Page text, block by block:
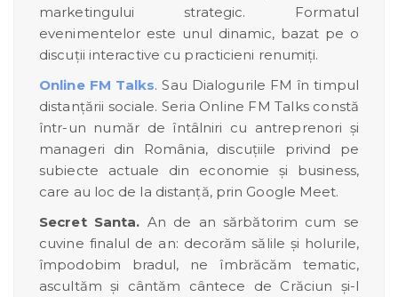
marketingului strategic. Formatul
evenimentelor este unul dinamic, bazat pe o
discuții interactive cu practicieni renumiți.
Online FM Talks. Sau Dialogurile FM în timpul
distanțării sociale. Seria Online FM Talks constă
într-un număr de întâlniri cu antreprenori și
manageri din România, discuțiile privind pe
subiecte actuale din economie și business,
care au loc de la distanță, prin Google Meet.
Secret Santa. An de an sărbătorim cum se
cuvine finalul de an: decorăm sălile și holurile,
împodobim bradul, ne îmbrăcăm tematic,
ascultăm și cântăm cântece de Crăciun și-l